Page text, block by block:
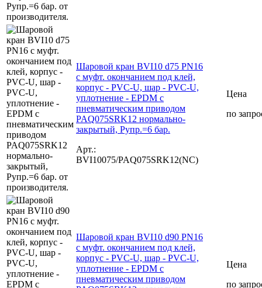
Шаровой кран BVI10 d75 PN16
с муфт. окончанием под клей,
корпус - PVC-U, шар - PVC-U,
уплотнение - EPDM с
пневматическим приводом
PAQ075SRK12 нормально-
закрытый, Рупр.=6 бар.
Арт.:
BVI10075/PAQ075SRK12(NC)
Цена
по
Шаровой кран BVI10 d90 PN16
с муфт. окончанием под клей,
корпус - PVC-U, шар - PVC-U,
уплотнение - EPDM с
пневматическим приводом
Цена
по